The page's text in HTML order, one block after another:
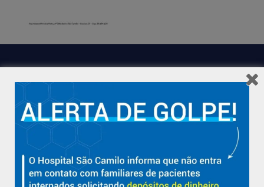
Hospital São Camilo – há mais de 50 anos cuidando da saúde
com qualidade, acolhimento e compromisso com a vida em
Aracruz e região.